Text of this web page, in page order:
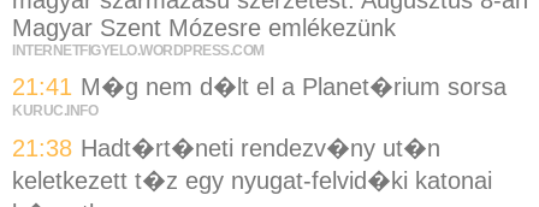
Magyar Szent Mózesre emlékezünk
INTERNETFIGYELO.WORDPRESS.COM
21:41 M�g nem d�lt el a Planet�rium sorsa
KURUC.INFO
21:38 Hadt�rt�neti rendezv�ny ut�n
keletkezett t�z egy nyugat-felvid�ki katonai